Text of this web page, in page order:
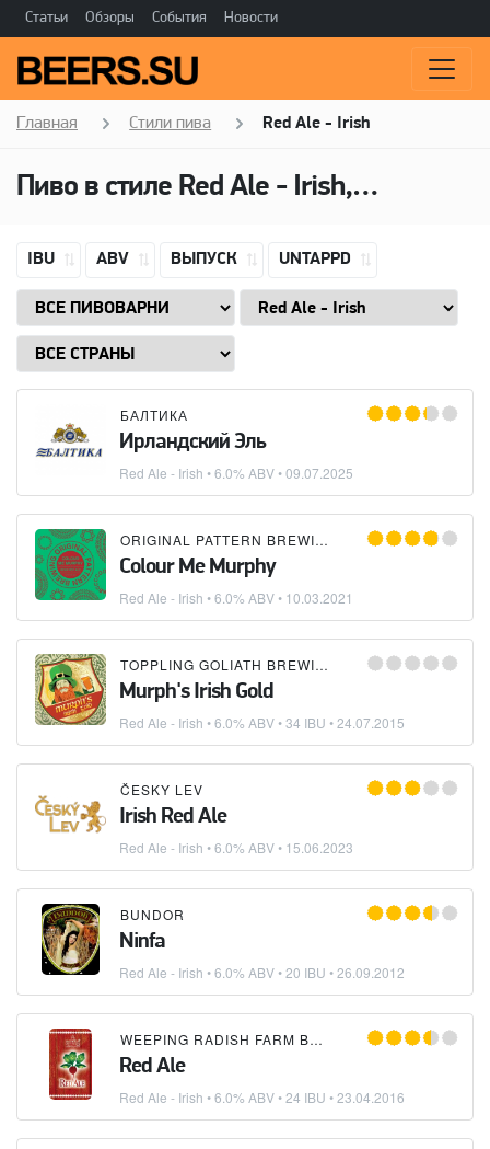
Статьи Обзоры События Новости
Главная Стили пива Red Ale - Irish
Пиво в стиле Red Ale - Irish, Алкоголь: 6,0 ABV
IBU ABV ВЫПУСК UNTAPPD
БАЛТИКА
Ирландский Эль
Red Ale - Irish • 6.0% ABV •09.07.2025
ORIGINAL PATTERN BREWING COMPANY
Colour Me Murphy
Red Ale - Irish • 6.0% ABV • 10.03.2021
TOPPLING GOLIATH BREWING CO.
Murph's Irish Gold
Red Ale - Irish • 6.0% ABV • 34 IBU •24.07.2015
ČESKY LEV
Irish Red Ale
Red Ale - Irish • 6.0% ABV • 15.06.2023
BUNDOR
Ninfa
Red Ale - Irish • 6.0% ABV • 20 IBU •26.09.2012
WEEPING RADISH FARM BREWERY
Red Ale
Red Ale - Irish • 6.0% ABV • 24 IBU •23.04.2016